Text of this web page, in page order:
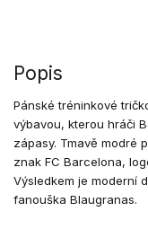
Popis
Pánské tréninkové
výbavou, kterou hráči
zápasy. Tmavě modré
znak FC Barcelona,
Výsledkem je moderní
fanouška Blaugranas.